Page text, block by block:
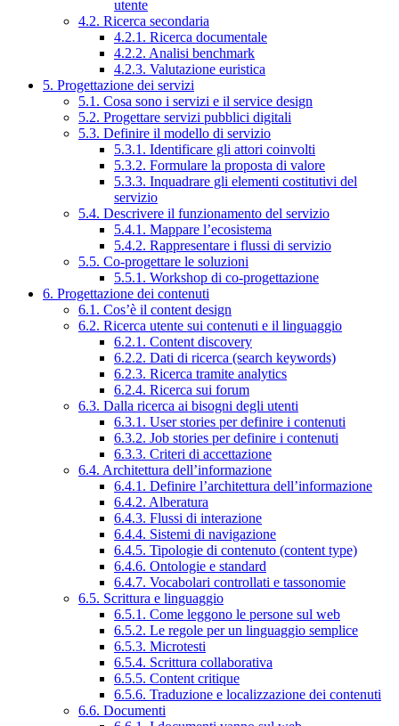
utente
4.2. Ricerca secondaria
4.2.1. Ricerca documentale
4.2.2. Analisi benchmark
4.2.3. Valutazione euristica
5. Progettazione dei servizi
5.1. Cosa sono i servizi e il service design
5.2. Progettare servizi pubblici digitali
5.3. Definire il modello di servizio
5.3.1. Identificare gli attori coinvolti
5.3.2. Formulare la proposta di valore
5.3.3. Inquadrare gli elementi costitutivi del
servizio
5.4. Descrivere il funzionamento del servizio
5.4.1. Mappare l’ecosistema
5.4.2. Rappresentare i flussi di servizio
5.5. Co-progettare le soluzioni
5.5.1. Workshop di co-progettazione
6. Progettazione dei contenuti
6.1. Cos’è il content design
6.2. Ricerca utente sui contenuti e il linguaggio
6.2.1. Content discovery
6.2.2. Dati di ricerca (search keywords)
6.2.3. Ricerca tramite analytics
6.2.4. Ricerca sui forum
6.3. Dalla ricerca ai bisogni degli utenti
6.3.1. User stories per definire i contenuti
6.3.2. Job stories per definire i contenuti
6.3.3. Criteri di accettazione
6.4. Architettura dell’informazione
6.4.1. Definire l’architettura dell’informazione
6.4.2. Alberatura
6.4.3. Flussi di interazione
6.4.4. Sistemi di navigazione
6.4.5. Tipologie di contenuto (content type)
6.4.6. Ontologie e standard
6.4.7. Vocabolari controllati e tassonomie
6.5. Scrittura e linguaggio
6.5.1. Come leggono le persone sul web
6.5.2. Le regole per un linguaggio semplice
6.5.3. Microtesti
6.5.4. Scrittura collaborativa
6.5.5. Content critique
6.5.6. Traduzione e localizzazione dei contenuti
6.6. Documenti